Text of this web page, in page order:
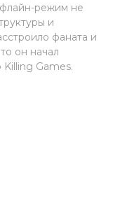
режим не
и
фаната и
он начал
Games.